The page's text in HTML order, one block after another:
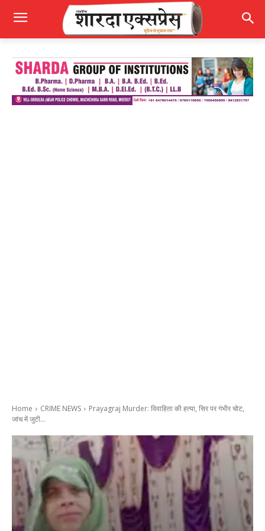
Home CRIME NEWS
Prayagraj Murder: विवाहिता की हत्या, सिर पर गंभीर चोट,
जांच में जुटी...